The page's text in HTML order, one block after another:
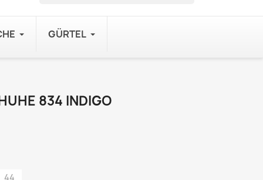
GÜRTEL
834 INDIGO
44